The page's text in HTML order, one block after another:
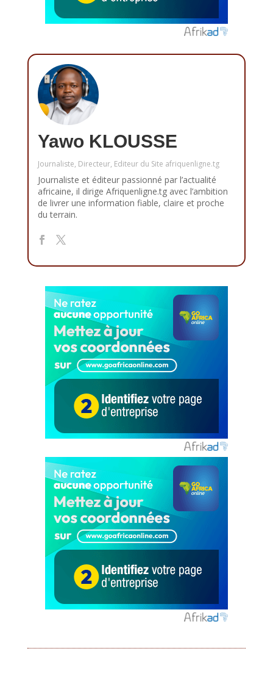
Yawo KLOUSSE
Journaliste, Directeur, Editeur du Site afriquenligne.tg
Journaliste et éditeur passionné par l’actualité
africaine, il dirige Afriquenligne.tg avec l’ambition
de livrer une information fiable, claire et proche
du terrain.